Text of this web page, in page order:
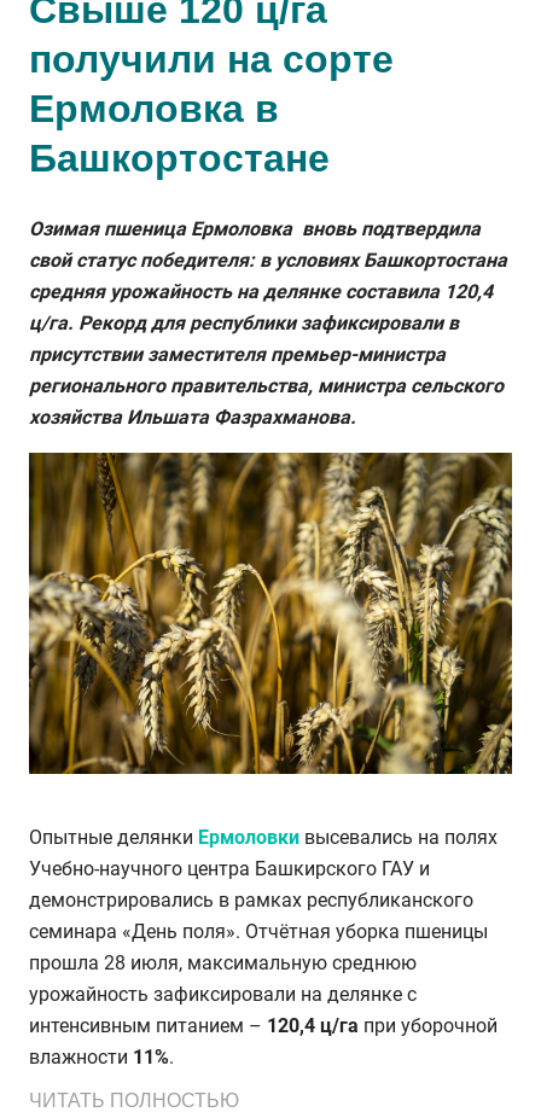
Свыше 120 ц/га
получили на сорте
Ермоловка в
Башкортостане
Озимая пшеница Ермоловка вновь подтвердила
свой статус победителя: в условиях Башкортостана
средняя урожайность на делянке составила 120,4
ц/га. Рекорд для республики зафиксировали в
присутствии заместителя премьер-министра
регионального правительства, министра сельского
хозяйства Ильшата Фазрахманова.
Опытные делянки Ермоловки высевались на полях
Учебно-научного центра Башкирского ГАУ и
демонстрировались в рамках республиканского
семинара «День поля». Отчётная уборка пшеницы
прошла 28 июля, максимальную среднюю
урожайность зафиксировали на делянке с
интенсивным питанием – 120,4 ц/га при уборочной
влажности 11%.
ЧИТАТЬ ПОЛНОСТЬЮ